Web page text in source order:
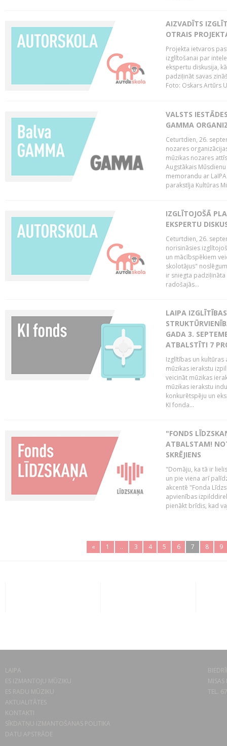
AIZVADĪTS
OTRAIS
Projekta ietvaros
izglītošanai par
ekspertu diskusija,
padziļināt savas
Foto: Oskars Artūrs
VALSTS
GAMMA
Ceturtdien, 26.
nozares
mūzikas nozares
Augstākais
memorandu ar
parakstīja Kultūras
IZGLĪTOJOŠĀ
EKSPERTU
Ceturtdien, 26.
norisināsies
un mācībspēkiem
skolotājus"
ir sniegta
radošajās...
LAIPA
GADA 3.
ATBALSTĪTI 7
Izglītības un
mūzikas ierakstu
veicināt mūzikas
mūzikas ierakstu
konkurētspēju un
KI fonda...
"FONDS
ATBALSTAM!
SKRĒJIENS
"Domāju, ka tā ir
un pie viena arī
akcentē "Fonda
apvienības
pienākt brīdis, kad
« 1 .. 3 4 5 6 7 8 9
LAIPA
ES IZMANTOJU MŪZIKU
ES RADU MŪZIKU
AKTUALITĀTES
KONTAKTI
SĪKDATŅU IZMANTOŠANAS POLITIKA
DATU APSTRĀDE
TEL.